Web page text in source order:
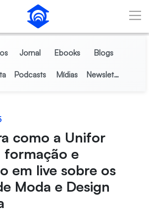
principal
Jornal Ebooks Blogs
Podcasts Mídias Newsletter
como a Unifor
formação e
em live sobre os
Moda e Design